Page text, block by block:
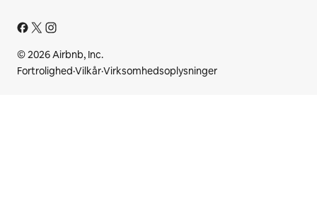
© 2026 Airbnb, Inc.
Fortrolighed·Vilkår·Virksomhedsoplysninger